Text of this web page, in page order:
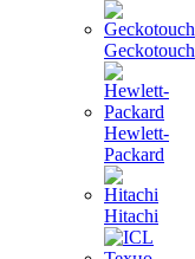
Geckotouch
Hewlett-
Packard
Hitachi